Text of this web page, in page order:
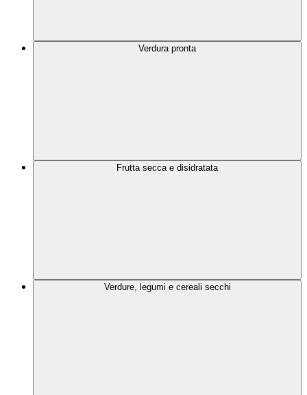
Verdura pronta
Frutta secca e disidratata
Verdure, legumi e cereali secchi